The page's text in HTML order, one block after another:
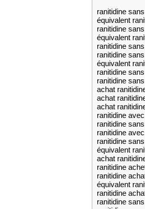
ranitidine
équivalent
ranitidine
équivalent
ranitidine
ranitidine
équivalent
ranitidine
ranitidine
achat
achat
achat
ranitidine
ranitidine
ranitidine
ranitidine
équivalent
achat
ranitidine
ranitidine
équivalent
ranitidine
ranitidine